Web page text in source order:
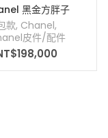
黑金方胖子
款, Chanel,
皮件/配件
198,000